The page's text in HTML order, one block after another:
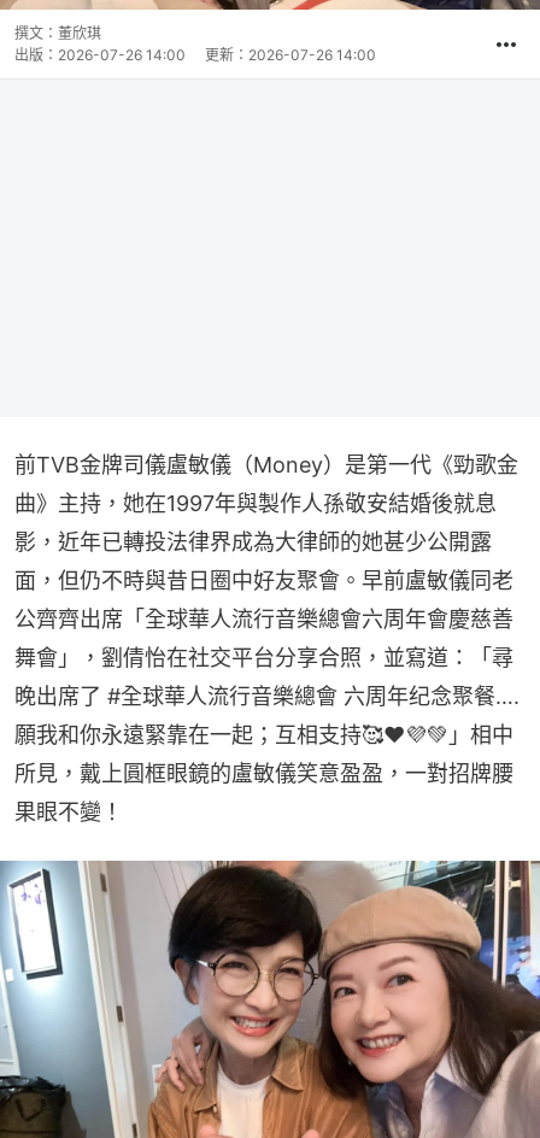
撰文： 董欣琪
出版： 2026-07-26 14:00 更新： 2026-07-26 14:00
前TVB金牌司儀盧敏儀（Money）是第一代《勁歌金
曲》主持，她在1997年與製作人孫敬安結婚後就息
影，近年已轉投法律界成為大律師的她甚少公開露
面，但仍不時與昔日圈中好友聚會。早前盧敏儀同老
公齊齊出席「全球華人流行音樂總會六周年會慶慈善
舞會」，劉倩怡在社交平台分享合照，並寫道：「尋
晚出席了 #全球華人流行音樂總會 六周年纪念聚餐….
願我和你永遠緊靠在一起；互相支持🥰❤️💜💚」相中
所見，戴上圓框眼鏡的盧敏儀笑意盈盈，一對招牌腰
果眼不變！